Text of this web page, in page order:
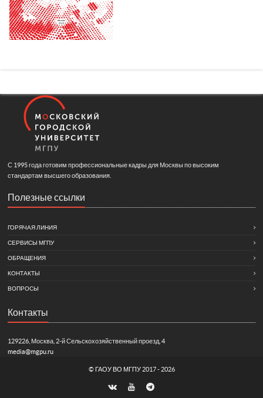
С 1995 года готовим профессиональные кадры для Москвы по высоким
стандартам высшего образования.
Полезные ссылки
ГОРЯЧАЯ ЛИНИЯ
СЕРВИСЫ МГПУ
ОБРАЩЕНИЯ
КОНТАКТЫ
ВОПРОСЫ
Контакты
129226, Москва, 2-й Сельскохозяйственный проезд, 4
media@mgpu.ru
© ГАОУ ВО МГПУ 2017 - 2026